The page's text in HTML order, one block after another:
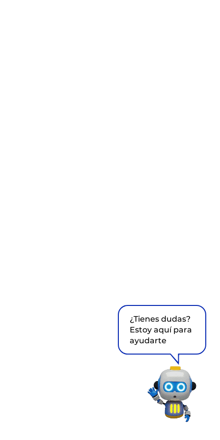
¿Tienes dudas?
Estoy aquí para
ayudarte